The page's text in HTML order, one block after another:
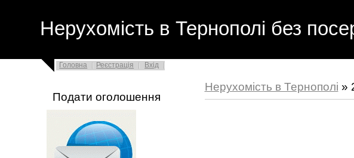
Нерухомість в Тернополі без
Головна Реєстрація Вхід
Подати оголошення
Нерухомість в Тернополі »